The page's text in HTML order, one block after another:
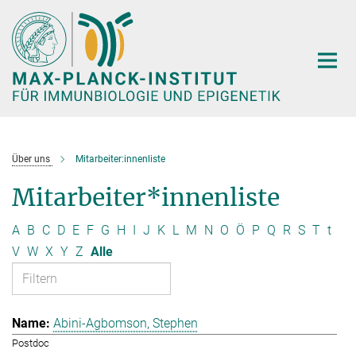
Hauptinhalt
Über uns Mitarbeiter:innenliste
Mitarbeiter*innenliste
A B C D E F G H I J K L M N O Ö P Q R S T t
V W X Y Z Alle
Abini-Agbomson, Stephen
Postdoc